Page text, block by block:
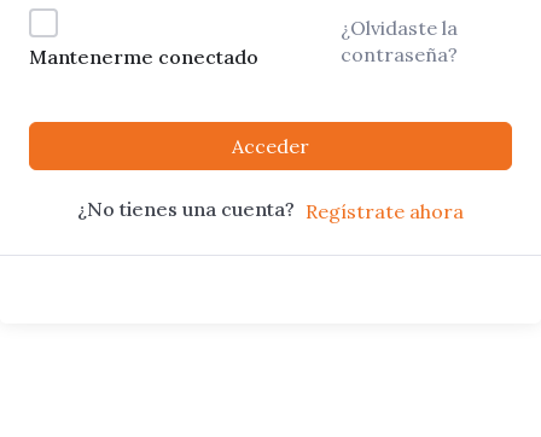
Mantenerme conectado
¿Olvidaste la
contraseña?
Acceder
¿No tienes una cuenta? Regístrate ahora